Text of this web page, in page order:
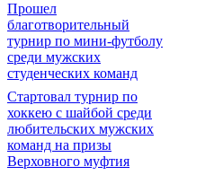
Прошел
благотворительный
турнир по мини-футболу
среди мужских
студенческих команд
Cтартовал турнир по
хоккею с шайбой среди
любительских мужских
команд на призы
Верховного муфтия